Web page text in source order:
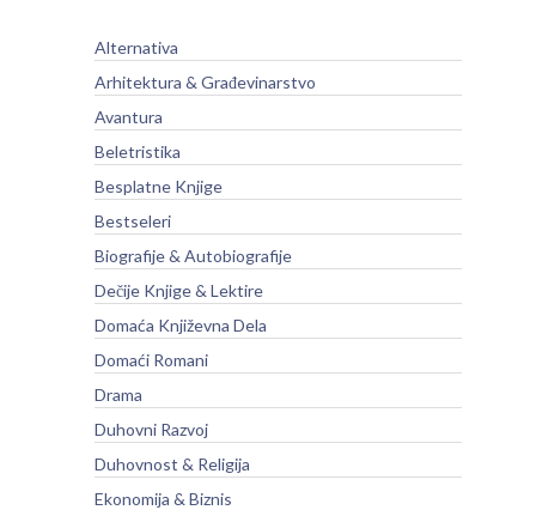
Alternativa
Arhitektura & Građevinarstvo
Avantura
Beletristika
Besplatne Knjige
Bestseleri
Biografije & Autobiografije
Dečije Knjige & Lektire
Domaća Književna Dela
Domaći Romani
Drama
Duhovni Razvoj
Duhovnost & Religija
Ekonomija & Biznis